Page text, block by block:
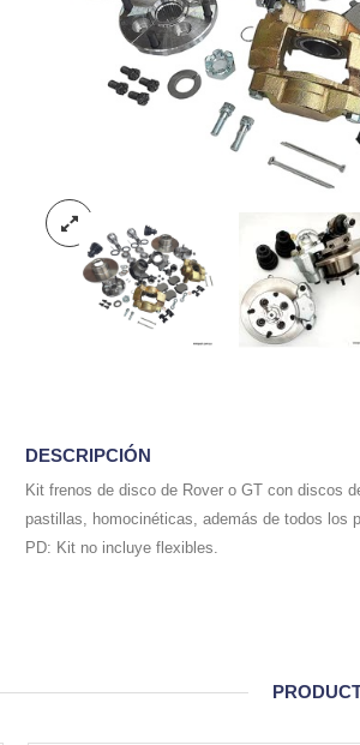
DESCRIPCIÓN
Kit frenos de disco de Rover o GT con discos
pastillas, homocinéticas, además de todos los
PD: Kit no incluye flexibles.